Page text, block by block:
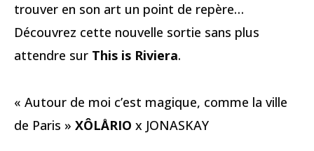
trouver en son art un point de repère…
Découvrez cette nouvelle sortie sans plus
attendre sur This is Riviera.
« Autour de moi c’est magique, comme la ville
de Paris » XÔLÅRIO x JONASKAY